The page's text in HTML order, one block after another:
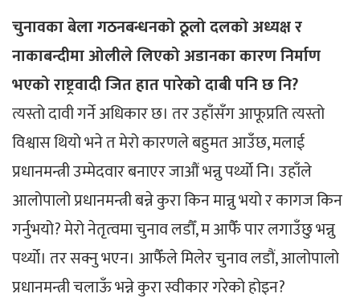
चुनावका बेला गठनबन्धनको ठूलो दलको अध्यक्ष र
नाकाबन्दीमा ओलीले लिएको अडानका कारण निर्माण
भएको राष्ट्रवादी जित हात पारेको दाबी पनि छ नि?
त्यस्तो दावी गर्ने अधिकार छ। तर उहाँसँग आफूप्रति त्यस्तो
विश्वास थियो भने त मेरो कारणले बहुमत आउँछ, मलाई
प्रधानमन्त्री उम्मेदवार बनाएर जाऔं भन्नु पर्थ्यो नि। उहाँले
आलोपालो प्रधानमन्त्री बन्ने कुरा किन मान्नु भयो र कागज किन
गर्नुभयो? मेरो नेतृत्वमा चुनाव लडौँ, म आफैँ पार लगाउँछु भन्नु
पर्थ्यो। तर सक्नु भएन। आफैँले मिलेर चुनाव लडौं, आलोपालो
प्रधानमन्त्री चलाऊँ भन्ने कुरा स्वीकार गरेको होइन?